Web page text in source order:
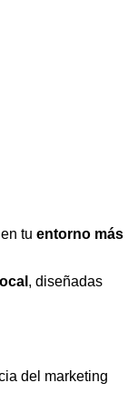
tu entorno más
, diseñadas
del marketing